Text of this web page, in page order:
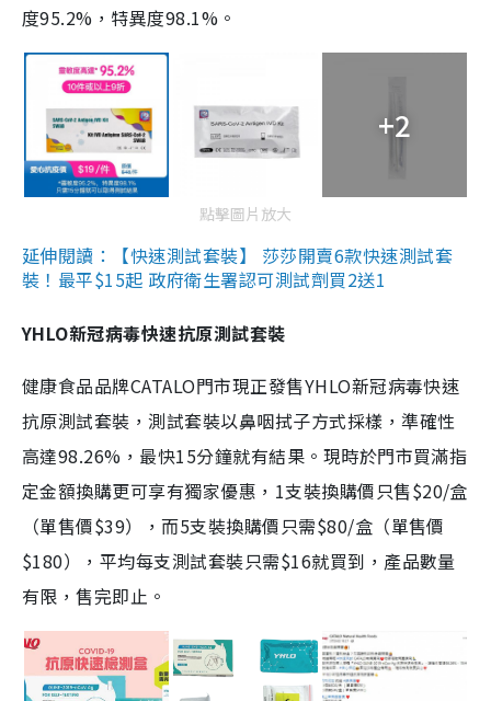
度95.2%，特異度98.1%。
+2
點擊圖片放大
延伸閱讀：【快速測試套裝】 莎莎開賣6款快速測試套
裝！最平$15起 政府衛生署認可測試劑買2送1
YHLO新冠病毒快速抗原測試套裝
健康食品品牌CATALO門市現正發售YHLO新冠病毒快速
抗原測試套裝，測試套裝以鼻咽拭子方式採樣，準確性
高達98.26%，最快15分鐘就有結果。現時於門市買滿指
定金額換購更可享有獨家優惠，1支裝換購價只售$20/盒
（單售價$39），而5支裝換購價只需$80/盒（單售價
$180），平均每支測試套裝只需$16就買到，產品數量
有限，售完即止。